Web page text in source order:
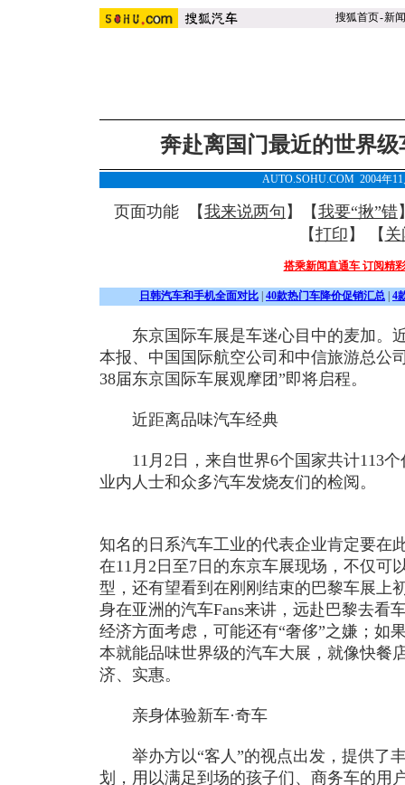
搜狐首页-新闻
奔赴离国门最近的世界
AUTO.SOHU.COM 2004年
页面功能 【我来说两句 】【我要“揪”错
【打印 】 【 关
搭乘新闻直通车 订阅精
日韩汽车和手机全面对比 40款热门车降价促销汇总 4
东京国际车展是车迷心目中的麦加。
本报、中国国际航空公司和中信旅游总
38届东京国际车展观摩团”即将启程。
近距离品味汽车经典
11月2日，来自世界6个国家共计113个
业内人士和众多汽车发烧友们的检阅。
知名的日系汽车工业的代表企业肯定要在
在11月2日至7日的东京车展现场，不仅可
型，还有望看到在刚刚结束的巴黎车展上
身在亚洲的汽车Fans来讲，远赴巴黎去看
经济方面考虑，可能还有“奢侈”之嫌；如
本就能品味世界级的汽车大展，就像快
济、实惠。
亲身体验新车·奇车
举办方以“客人”的视点出发，提供了丰
划，用以满足到场的孩子们、商务车的用